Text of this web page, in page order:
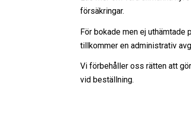
försäkringar.
För bokade men ej uthämtade
tillkommer en administrativ
Vi förbehåller oss rätten att
vid beställning.